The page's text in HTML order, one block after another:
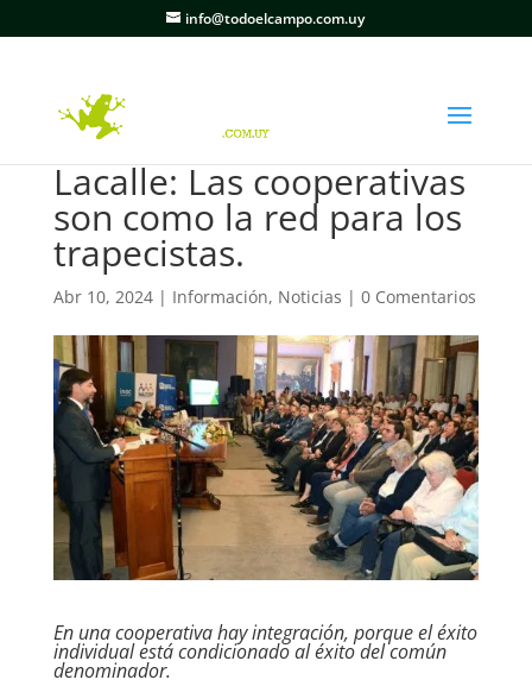
info@todoelcampo.com.uy
Lacalle: Las cooperativas
son como la red para los
trapecistas.
Abr 10, 2024| Información, Noticias | 0 Comentarios
En una cooperativa hay integración, porque el éxito
individual está condicionado al éxito del común
denominador.